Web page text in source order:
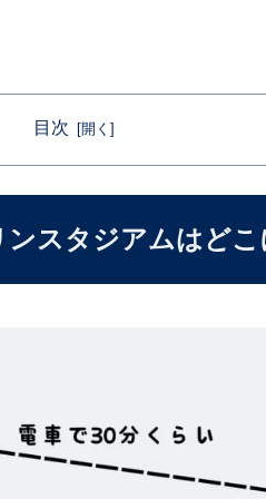
目次
ンスタジアムはど